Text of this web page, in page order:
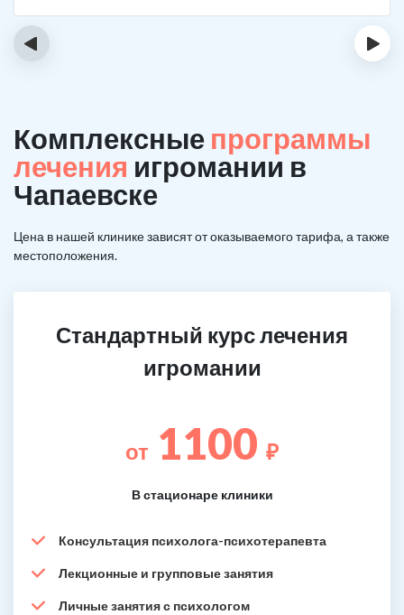
‹ ›
Комплексные программы
лечения игромании в
Чапаевске
Цена в нашей клинике зависят от оказываемого тарифа, а также
местоположения.
Стандартный курс лечения
игромании
от 1100 ₽
В стационаре клиники
Консультация психолога-психотерапевта
Лекционные и групповые занятия
Личные занятия с психологом